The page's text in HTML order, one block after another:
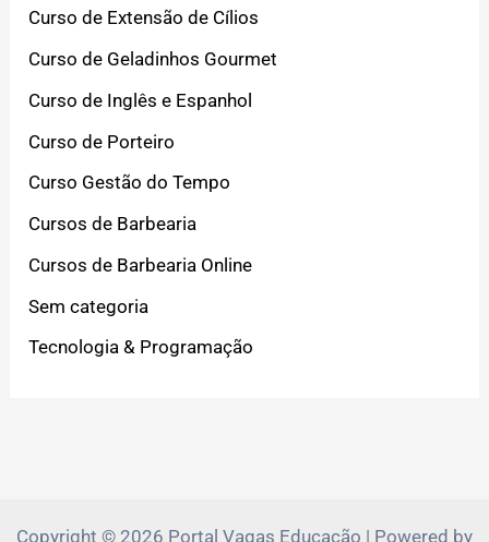
Curso de Extensão de Cílios
Curso de Geladinhos Gourmet
Curso de Inglês e Espanhol
Curso de Porteiro
Curso Gestão do Tempo
Cursos de Barbearia
Cursos de Barbearia Online
Sem categoria
Tecnologia & Programação
Copyright © 2026 Portal Vagas Educação | Powered by